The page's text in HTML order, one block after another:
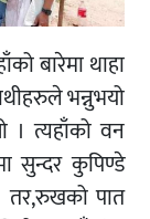
बारेमा थाहा
भन्नुभयो
त्यहाँको वन
सुन्दर कुपिण्डे
पात